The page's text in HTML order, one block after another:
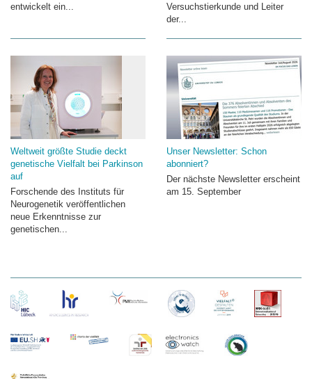
entwickelt ein...
Versuchstierkunde und Leiter
der...
Weltweit größte Studie deckt
genetische Vielfalt bei Parkinson
auf
Forschende des Instituts für
Neurogenetik veröffentlichen
neue Erkenntnisse zur
genetischen...
Unser Newsletter: Schon
abonniert?
Der nächste Newsletter erscheint
am 15. September